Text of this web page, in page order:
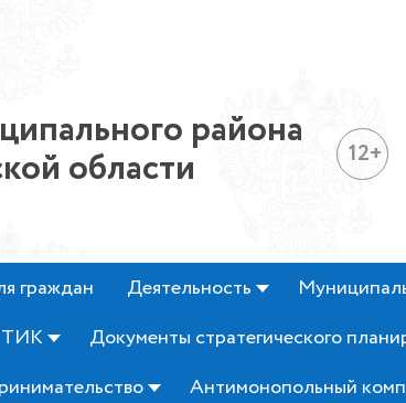
района
области 12+
граждан Деятельность
ТИК
Документы стратегического
Антимонопольный